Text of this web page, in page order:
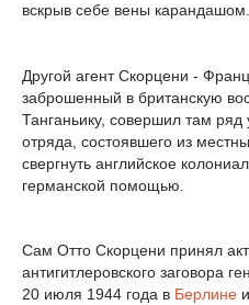
вскрыв себе вены карандашом.
Другой агент Скорцени -
заброшенный в британскую
Танганьику, совершил там
отряда, состоявшего из
свергнуть английское
германской помощью.
Сам Отто Скорцени принял
антигитлеровского заговора
20 июля 1944 года в Берлине